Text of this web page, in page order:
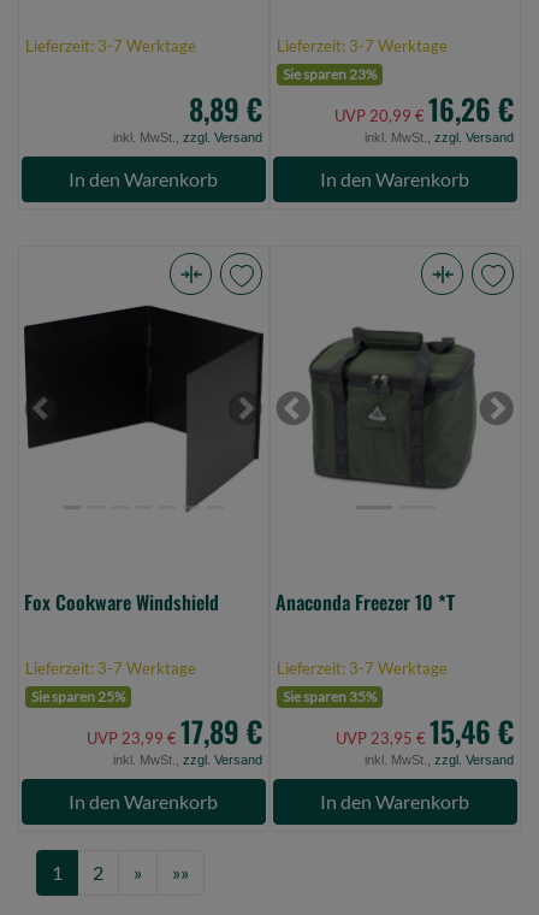
Lieferzeit: 3-7 Werktage
8,89 €
inkl. MwSt., zzgl. Versand
In den Warenkorb
Lieferzeit: 3-7 Werktage
Sie sparen 23%
UVP 20,99 € 16,26 €
inkl. MwSt., zzgl. Versand
In den Warenkorb
Cookware
Windshield
(Bild
0)Previous Next
Fox Cookware Windshield
Lieferzeit: 3-7 Werktage
Sie sparen 25%
UVP 23,99 € 17,89 €
inkl. MwSt., zzgl. Versand
In den Warenkorb
*T
(BildPrevious Next
Anaconda Freezer 10 *T
Lieferzeit: 3-7 Werktage
Sie sparen 35%
UVP 23,95 € 15,46 €
inkl. MwSt., zzgl. Versand
In den Warenkorb
1 2 » Next»»